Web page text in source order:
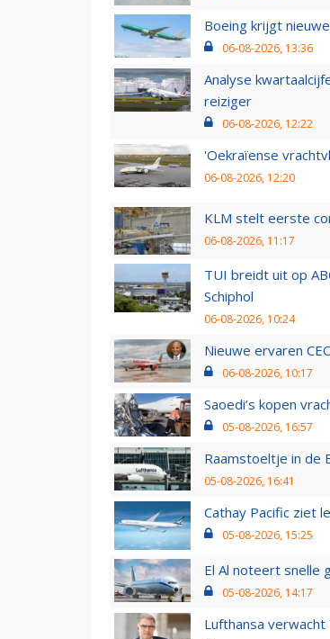
Boeing krijgt
06-08-2026, 13:36
Analyse
reiziger
06-08-2026, 12:22
'Oekraïense
06-08-2026, 12:20
KLM stelt eerste
06-08-2026, 11:17
TUI breidt uit op
Schiphol
06-08-2026, 10:24
Nieuwe ervaren
06-08-2026, 10:17
Saoedi’s kopen
05-08-2026, 16:57
Raamstoeltje in de
05-08-2026, 16:41
Cathay Pacific ziet
05-08-2026, 15:25
El Al noteert snelle
05-08-2026, 14:17
Lufthansa